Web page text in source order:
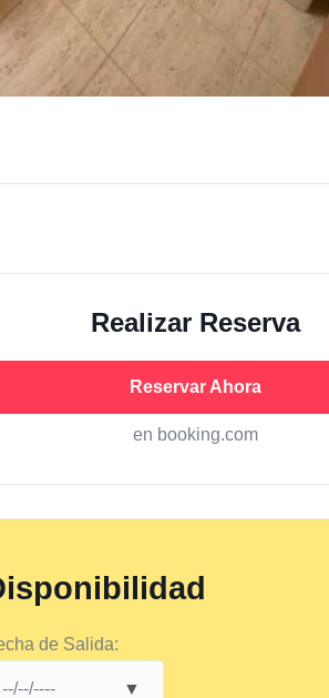
Realizar Reserva
Reservar Ahora
en booking.com
de Salida: